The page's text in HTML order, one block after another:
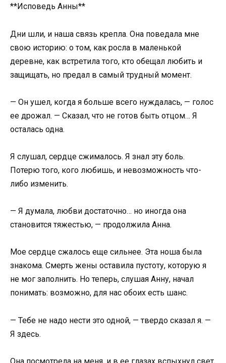
**Исповедь Анны**
Дни шли, и наша связь крепла. Она поведала мне
свою историю: о том, как росла в маленькой
деревне, как встретила того, кто обещал любить и
защищать, но предал в самый трудный момент.
— Он ушел, когда я больше всего нуждалась, — голос
ее дрожал. — Сказал, что не готов быть отцом… Я
осталась одна.
Я слушал, сердце сжималось. Я знал эту боль.
Потерю того, кого любишь, и невозможность что-
либо изменить.
— Я думала, любви достаточно… но иногда она
становится тяжестью, — продолжила Анна.
Мое сердце сжалось еще сильнее. Эта ноша была
знакома. Смерть жены оставила пустоту, которую я
не мог заполнить. Но теперь, слушая Анну, начал
понимать: возможно, для нас обоих есть шанс.
— Тебе не надо нести это одной, — твердо сказал я. —
Я здесь.